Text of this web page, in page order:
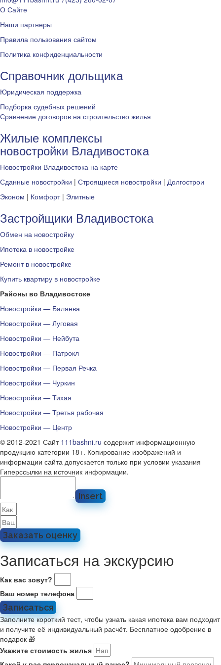
О Сайте
Наши партнеры
Правила пользования сайтом
Политика конфиденциальности
Справочник дольщика
Юридическая поддержка
Подборка судебных решений
Сравнение договоров на строительство жилья
Жилые комплексы
новостройки Владивостока
Новостройки Владивостока на карте
Сданные новостройки | Строящиеся новостройки | Долгострои
Эконом | Комфорт| Элитные
Застройщики Владивостока
Обмен на новостройку
Ипотека в новостройке
Ремонт в новостройке
Купить квартиру в новостройке
Районы во Владивостоке
Новостройки — Баляева
Новостройки — Луговая
Новостройки — Нейбута
Новостройки — Патрокл
Новостройки — Первая Речка
Новостройки — Чуркин
Новостройки — Тихая
Новостройки — Третья рабочая
Новостройки — Центр
© 2012-2021 Сайт 111bashni.ru содержит информационную
продукцию категории 18+. Копирование изображений и
информации сайта допускается только при условии указания
Гиперссылки на источник информации.
Insert
Заказать оценку
Записаться на экскурсию
Как вас зовут?
Ваш номер телефона
Записаться
Заполните короткий тест, чтобы узнать какая ипотека вам подходит
и получите её индивидуальный расчёт. Бесплатное одобрение в
подарок 🎁
Укажите стоимость жилья